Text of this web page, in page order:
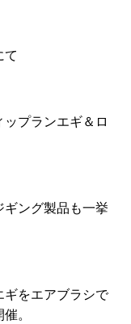
て
プランエギ＆ロ
ング製品も一挙
ギをエアブラシで
。